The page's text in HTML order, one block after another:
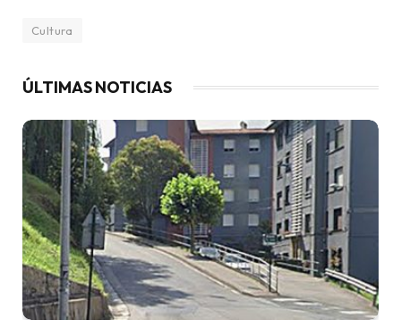
Cultura
ÚLTIMAS NOTICIAS